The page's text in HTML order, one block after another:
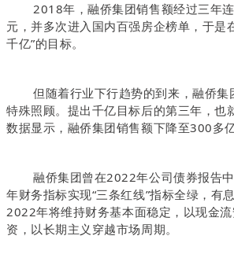
2018年，融侨集团销售额经过三年
元，并多次进入国内百强房企榜单，于是
千亿”的目标。
但随着行业下行趋势的到来，融侨集
特殊照顾。提出千亿目标后的第三年，也
数据显示，融侨集团销售额下降至300多亿
融侨集团曾在2022年公司债券报告
年财务指标实现“三条红线”指标全绿，有
2022年将维持财务基本面稳定，以现金
资，以长期主义穿越市场周期。